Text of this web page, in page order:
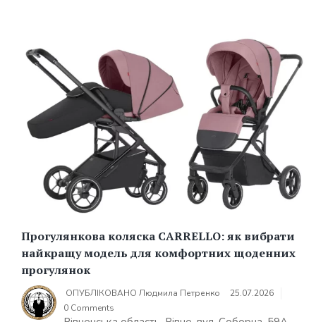
Прогулянкова коляска CARRELLO: як вибрати
найкращу модель для комфортних щоденних
прогулянок
ОПУБЛІКОВАНО Людмила Петренко
25.07.2026
0 Comments